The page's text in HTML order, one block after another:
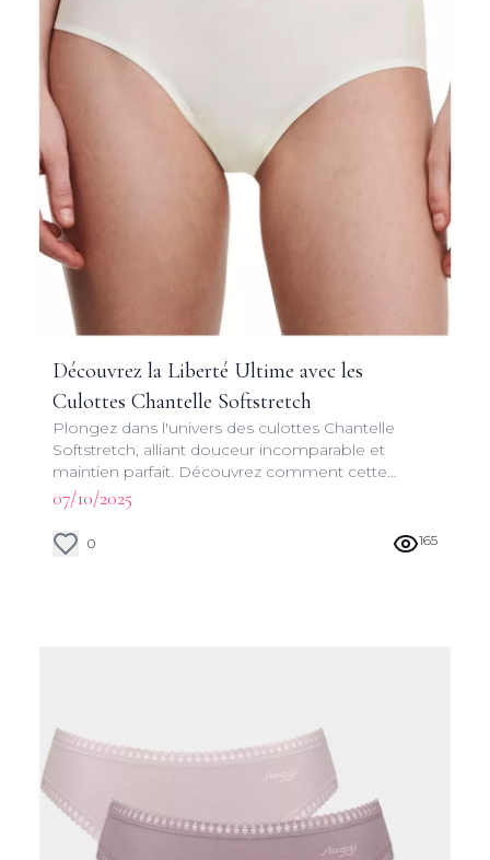
Découvrez la Liberté Ultime avec les
Culottes Chantelle Softstretch
Plongez dans l'univers des culottes Chantelle
Softstretch, alliant douceur incomparable et
maintien parfait. Découvrez comment cette
innovation révolutionne votre garde-robe
quotidienne.
07/10/2025
0 165